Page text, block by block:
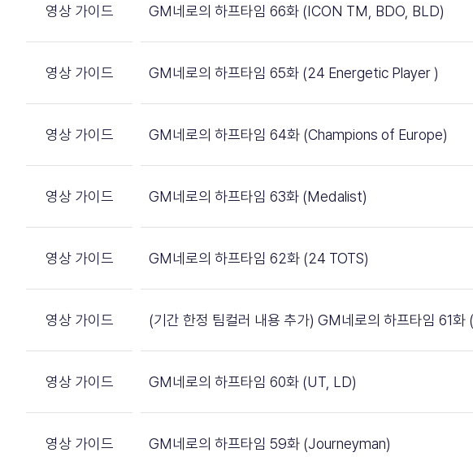
영상 가이드 GM네로의 하프타임 66화 (ICON TM, BDO, BLD)
영상 가이드 GM네로의 하프타임 65화 (24 Energetic Player )
영상 가이드 GM네로의 하프타임 64화 (Champions of Europe)
영상 가이드 GM네로의 하프타임 63화 (Medalist)
영상 가이드 GM네로의 하프타임 62화 (24 TOTS)
영상 가이드 (기간 한정 팀컬러 내용 추가) GM네로의 하프타임 61화
영상 가이드 GM네로의 하프타임 60화 (UT, LD)
영상 가이드 GM네로의 하프타임 59화 (Journeyman)